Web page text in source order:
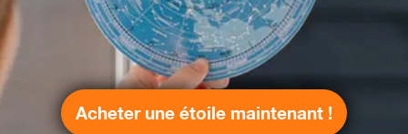
Acheter une étoile maintenant !